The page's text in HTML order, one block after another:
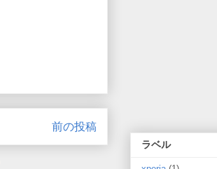
前の投稿
ラベル